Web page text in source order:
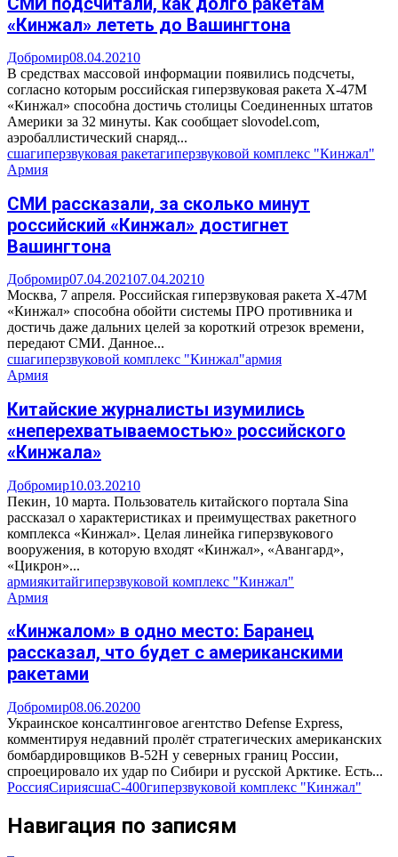
«Кинжал» лететь до Вашингтона
Добромир08.04.20210
В средствах массовой информации появились подсчеты,
согласно которым российская гиперзвуковая ракета Х-47М
«Кинжал» способна достичь столицы Соединенных штатов
Америки за 32 минуты. Как сообщает slovodel.com,
аэробаллистический снаряд...
сшагиперзвуковая ракетагиперзвуковой комплекс "Кинжал"
Армия
СМИ рассказали, за сколько минут
российский «Кинжал» достигнет
Вашингтона
Добромир07.04.202107.04.20210
Москва, 7 апреля. Российская гиперзвуковая ракета Х-47М
«Кинжал» способна обойти системы ПРО противника и
достичь даже дальних целей за короткий отрезок времени,
передают СМИ. Данное...
сшагиперзвуковой комплекс "Кинжал"армия
Армия
Китайские журналисты изумились
«неперехватываемостью» российского
«Кинжала»
Добромир10.03.20210
Пекин, 10 марта. Пользователь китайского портала Sina
рассказал о характеристиках и преимуществах ракетного
комплекса «Кинжал». Целая линейка гиперзвукового
вооружения, в которую входят «Кинжал», «Авангард»,
«Цикрон»...
армиякитайгиперзвуковой комплекс "Кинжал"
Армия
«Кинжалом» в одно место: Баранец
рассказал, что будет с американскими
ракетами
Добромир08.06.20200
Украинское консалтинговое агентство Defense Express,
комментируя недавний пролёт стратегических американских
бомбардировщиков B-52H у северных границ России,
спроецировало их удар по Сибири и русской Арктике. Есть...
РоссияСириясшаС-400гиперзвуковой комплекс "Кинжал"
Навигация по записям